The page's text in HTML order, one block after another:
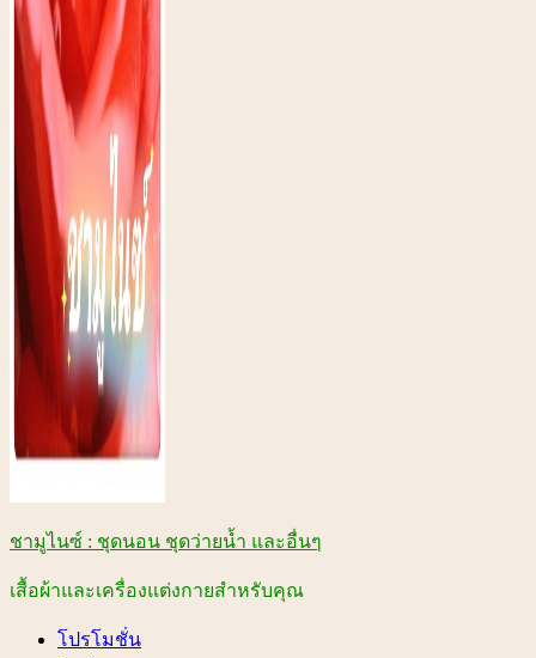
ชามูไนซ์ : ชุดนอน ชุดว่ายน้ำ และอื่นๆ
เสื้อผ้าและเครื่องแต่งกายสำหรับคุณ
โปรโมชั่น